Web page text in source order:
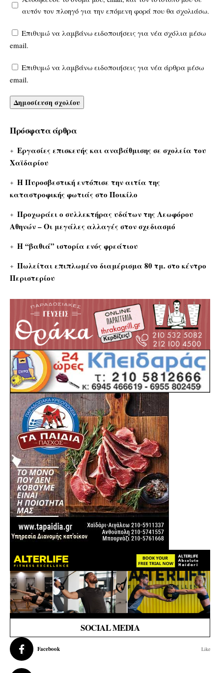
αυτόν τον πλοηγό για την επόμενη φορά που θα σχολιάσω.
Επιθυμώ να λαμβάνω ειδοποιήσεις για νέα σχόλια μέσω
email.
Επιθυμώ να λαμβάνω ειδοποιήσεις για νέα άρθρα μέσω
email.
Πρόσφατα άρθρα
Εργασίες επισκευής και αναβάθμισης σε σχολεία του
Χαϊδαρίου
Η Πυροσβεστική εντόπισε την αιτία της
καταστροφικής φωτιάς στο Ποικίλο
Προχωράει ο συλλεκτήρας υδάτων της Λεωφόρου
Αθηνών – Οι μεγάλες αλλαγές στον σχεδιασμό
Η “βαθιά” ιστορία ενός φρεάτιου
Πωλείται επιπλωμένο διαμέρισμα 80 τμ. στο κέντρο
Περιστερίου
SOCIAL MEDIA
Facebook Like